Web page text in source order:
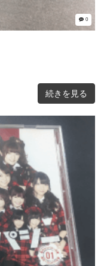
0
続きを見る